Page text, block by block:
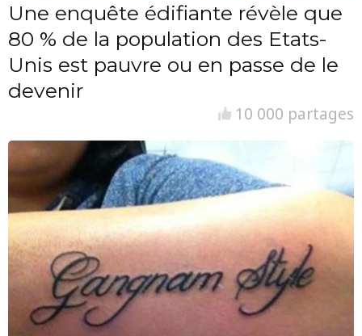
Une enquête édifiante révèle que
80 % de la population des Etats-
Unis est pauvre ou en passe de le
devenir
10 000 partages